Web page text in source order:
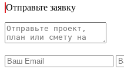
Отправьте заявку